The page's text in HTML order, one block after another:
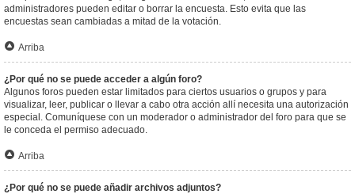
administradores pueden editar o borrar la encuesta. Esto evita que las
encuestas sean cambiadas a mitad de la votación.
Arriba
¿Por qué no se puede acceder a algún foro?
Algunos foros pueden estar limitados para ciertos usuarios o grupos y para
visualizar, leer, publicar o llevar a cabo otra acción allí necesita una autorización
especial. Comuníquese con un moderador o administrador del foro para que se
le conceda el permiso adecuado.
Arriba
¿Por qué no se puede añadir archivos adjuntos?